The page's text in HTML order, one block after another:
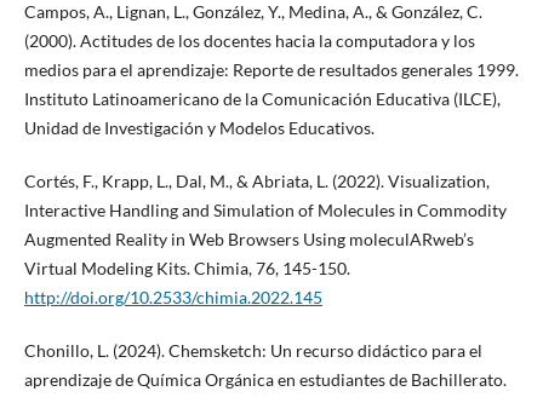
Campos, A., Lignan, L., González, Y., Medina, A., & González, C.
(2000). Actitudes de los docentes hacia la computadora y los
medios para el aprendizaje: Reporte de resultados generales 1999.
Instituto Latinoamericano de la Comunicación Educativa (ILCE),
Unidad de Investigación y Modelos Educativos.
Cortés, F., Krapp, L., Dal, M., & Abriata, L. (2022). Visualization,
Interactive Handling and Simulation of Molecules in Commodity
Augmented Reality in Web Browsers Using moleculARweb’s
Virtual Modeling Kits. Chimia, 76, 145-150.
http://doi.org/10.2533/chimia.2022.145
Chonillo, L. (2024). Chemsketch: Un recurso didáctico para el
aprendizaje de Química Orgánica en estudiantes de Bachillerato.